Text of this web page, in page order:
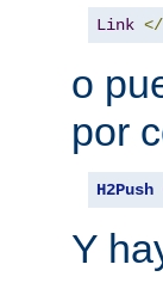
Link </
o
por
H2Push
Y